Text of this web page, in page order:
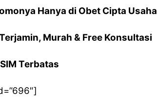
Hanya di Obet Cipta Usaha
Murah & Free Konsultasi
Terbatas